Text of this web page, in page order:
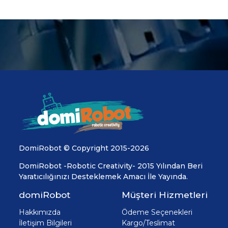
DomiRobot © Copyright 2015-2026
DomiRobot -Robotic Creativity- 2015 Yılından Beri
Yaratıcılığınızı Desteklemek Amacı İle Yayında.
domiRobot
Hakkımızda
İletişim Bilgileri
Müşteri Hizmetleri
Ödeme Seçenekleri
Kargo/Teslimat